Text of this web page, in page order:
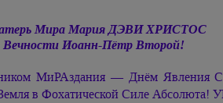
МираМария ДЭВИ ХРИСТОС
ВечностиИоанн-ПётрВторой!
МиРАздания — Днём Явления
в Фохатической Силе Абсолюта!